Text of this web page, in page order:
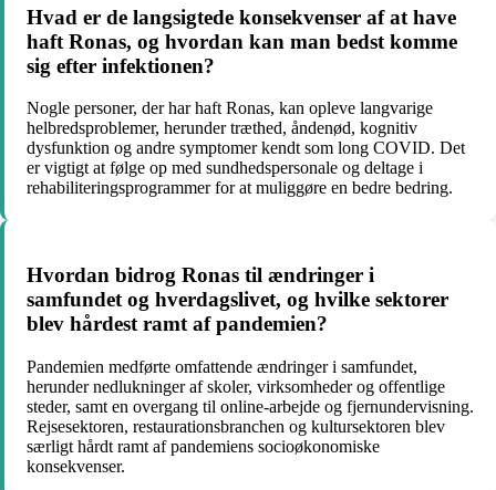
Hvad er de langsigtede konsekvenser af at have
haft Ronas, og hvordan kan man bedst komme
sig efter infektionen?
Nogle personer, der har haft Ronas, kan opleve langvarige
helbredsproblemer, herunder træthed, åndenød, kognitiv
dysfunktion og andre symptomer kendt som long COVID. Det
er vigtigt at følge op med sundhedspersonale og deltage i
rehabiliteringsprogrammer for at muliggøre en bedre bedring.
Hvordan bidrog Ronas til ændringer i
samfundet og hverdagslivet, og hvilke sektorer
blev hårdest ramt af pandemien?
Pandemien medførte omfattende ændringer i samfundet,
herunder nedlukninger af skoler, virksomheder og offentlige
steder, samt en overgang til online-arbejde og fjernundervisning.
Rejsesektoren, restaurationsbranchen og kultursektoren blev
særligt hårdt ramt af pandemiens socioøkonomiske
konsekvenser.